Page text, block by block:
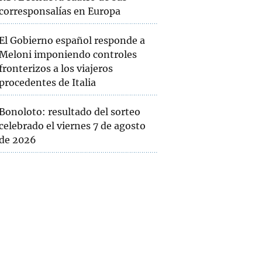
en Europa
Gobierno español responde a
imponiendo controles
a los viajeros
de Italia
resultado del sorteo
el viernes 7 de agosto
2026